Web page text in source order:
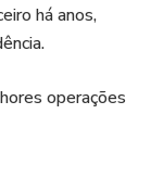
A
por Leonardo
há anos,
operações